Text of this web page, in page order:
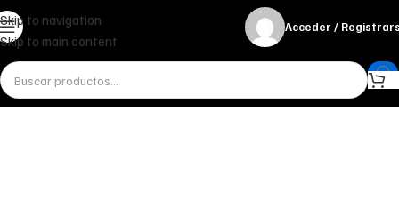
Skip to navigation
Skip to main content
Acceder /
InicioMiscelánea - otrosOtrosFILTRO DE ACEITE OP 525/5 FILTRON